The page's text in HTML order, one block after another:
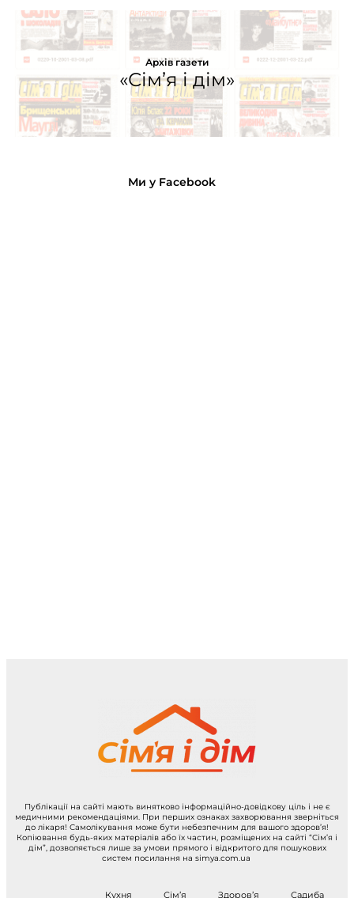
Архів газети
«Сім’я і дім»
Ми у Facebook
Публікації на сайті мають винятково інформаційно-довідкову ціль і не є
медичними рекомендаціями. При перших ознаках захворювання зверніться
до лікаря! Самолікування може бути небезпечним для вашого здоров’я!
Копіювання будь-яких матеріалів або їх частин, розміщених на сайті “Сім’я і
дім”, дозволяється лише за умови прямого і відкритого для пошукових
систем посилання на simya.com.ua
Кухня Сім’я Здоров’я Садиба